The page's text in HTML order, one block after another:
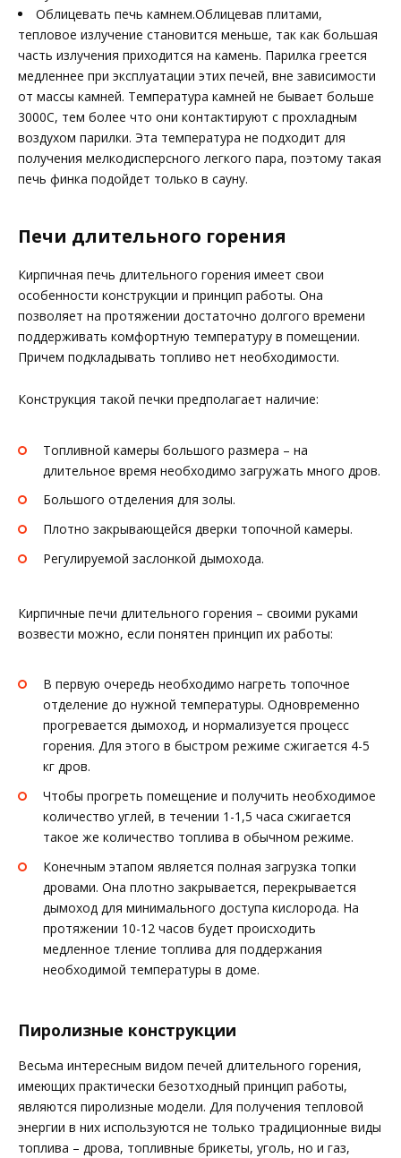
Облицевать печь камнем.Облицевав плитами,
тепловое излучение становится меньше, так как большая
часть излучения приходится на камень. Парилка греется
медленнее при эксплуатации этих печей, вне зависимости
от массы камней. Температура камней не бывает больше
3000C, тем более что они контактируют с прохладным
воздухом парилки. Эта температура не подходит для
получения мелкодисперсного легкого пара, поэтому такая
печь финка подойдет только в сауну.
Печи длительного горения
Кирпичная печь длительного горения имеет свои
особенности конструкции и принцип работы. Она
позволяет на протяжении достаточно долгого времени
поддерживать комфортную температуру в помещении.
Причем подкладывать топливо нет необходимости.
Конструкция такой печки предполагает наличие:
Топливной камеры большого размера – на
длительное время необходимо загружать много дров.
Большого отделения для золы.
Плотно закрывающейся дверки топочной камеры.
Регулируемой заслонкой дымохода.
Кирпичные печи длительного горения – своими руками
возвести можно, если понятен принцип их работы:
В первую очередь необходимо нагреть топочное
отделение до нужной температуры. Одновременно
прогревается дымоход, и нормализуется процесс
горения. Для этого в быстром режиме сжигается 4-5
кг дров.
Чтобы прогреть помещение и получить необходимое
количество углей, в течении 1-1,5 часа сжигается
такое же количество топлива в обычном режиме.
Конечным этапом является полная загрузка топки
дровами. Она плотно закрывается, перекрывается
дымоход для минимального доступа кислорода. На
протяжении 10-12 часов будет происходить
медленное тление топлива для поддержания
необходимой температуры в доме.
Пиролизные конструкции
Весьма интересным видом печей длительного горения,
имеющих практически безотходный принцип работы,
являются пиролизные модели. Для получения тепловой
энергии в них используются не только традиционные виды
топлива – дрова, топливные брикеты, уголь, но и газ,